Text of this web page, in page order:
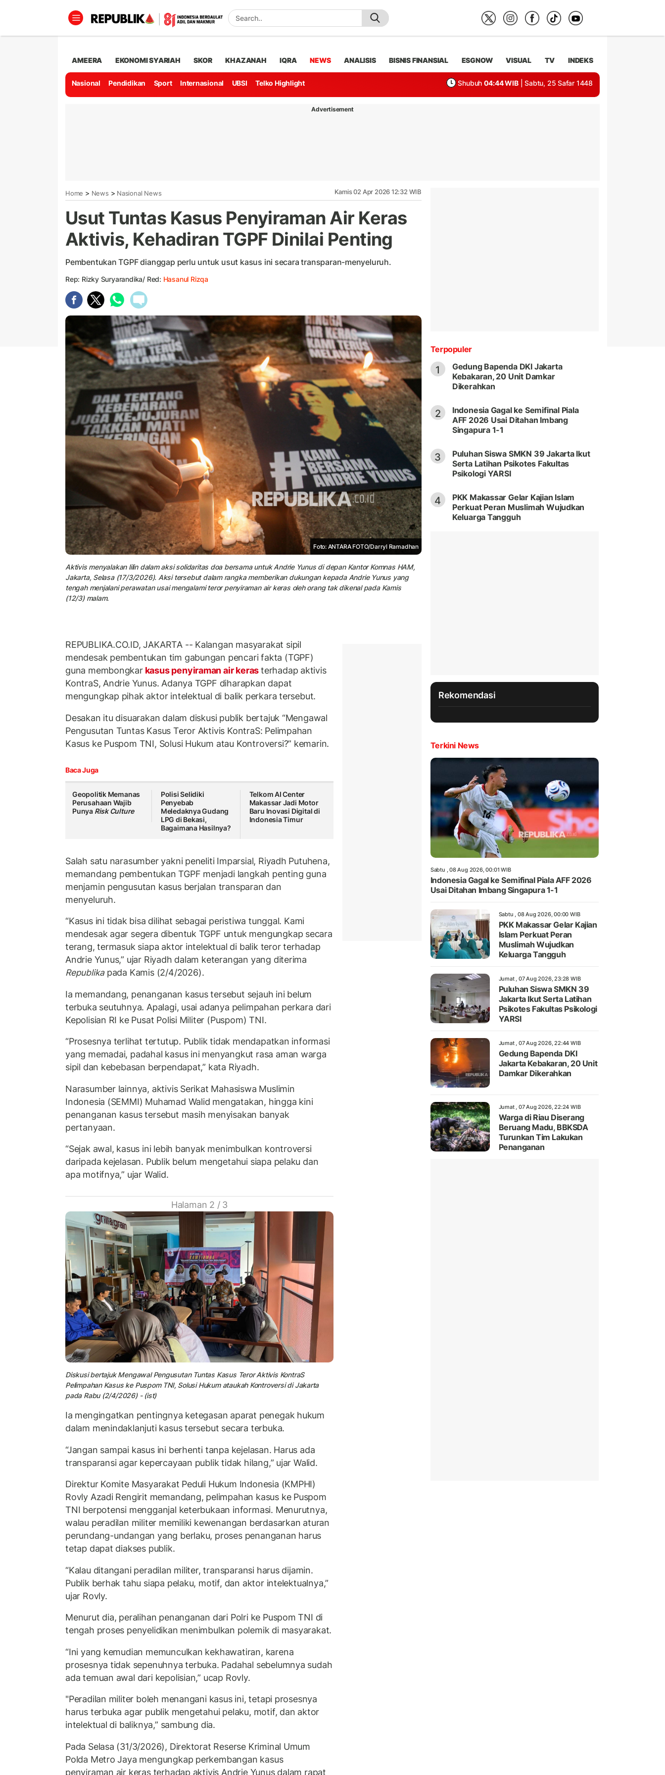
AMEERA EKONOMI SYARIAH SKOR KHAZANAH IQRA NEWS ANALISIS BISNIS FINANSIAL ESGNOW VISUAL TV INDEKS
Nasional Pendidikan Sport Internasional UBSI Telko Highlight Shubuh 04:44 WIB | Sabtu, 25 Safar 1448
Advertisement
Home > News > Nasional News Kamis 02 Apr 2026 12:32 WIB
Usut Tuntas Kasus Penyiraman Air Keras
Aktivis, Kehadiran TGPF Dinilai Penting
Pembentukan TGPF dianggap perlu untuk usut kasus ini secara transparan-menyeluruh.
Rep: Rizky Suryarandika/ Red: Hasanul Rizqa
Foto: ANTARA FOTO/Darryl Ramadhan
Aktivis menyalakan lilin dalam aksi solidaritas doa bersama untuk Andrie Yunus di depan Kantor Komnas HAM,
Jakarta, Selasa (17/3/2026). Aksi tersebut dalam rangka memberikan dukungan kepada Andrie Yunus yang
tengah menjalani perawatan usai mengalami teror penyiraman air keras oleh orang tak dikenal pada Kamis
(12/3) malam.
REPUBLIKA.CO.ID, JAKARTA -- Kalangan masyarakat sipil
mendesak pembentukan tim gabungan pencari fakta (TGPF)
guna membongkarkasus penyiraman air kerasterhadap aktivis
KontraS, Andrie Yunus. Adanya TGPF diharapkan dapat
mengungkap pihak aktor intelektual di balik perkara tersebut.
Desakan itu disuarakan dalam diskusi publik bertajuk “Mengawal
Pengusutan Tuntas Kasus Teror Aktivis KontraS: Pelimpahan
Kasus ke Puspom TNI, Solusi Hukum atau Kontroversi?” kemarin.
Baca Juga
Geopolitik Memanas
Perusahaan Wajib
Punya Risk Culture
Polisi Selidiki
Penyebab
Meledaknya Gudang
LPG di Bekasi,
Bagaimana Hasilnya?
Telkom AI Center
Makassar Jadi Motor
Baru Inovasi Digital di
Indonesia Timur
Salah satu narasumber yakni peneliti Imparsial, Riyadh Putuhena,
memandang pembentukan TGPF menjadi langkah penting guna
menjamin pengusutan kasus berjalan transparan dan
menyeluruh.
“Kasus ini tidak bisa dilihat sebagai peristiwa tunggal. Kami
mendesak agar segera dibentuk TGPF untuk mengungkap secara
terang, termasuk siapa aktor intelektual di balik teror terhadap
Andrie Yunus,” ujar Riyadh dalam keterangan yang diterima
Republikapada Kamis (2/4/2026).
Ia memandang, penanganan kasus tersebut sejauh ini belum
terbuka seutuhnya. Apalagi, usai adanya pelimpahan perkara dari
Kepolisian RI ke Pusat Polisi Militer (Puspom) TNI.
“Prosesnya terlihat tertutup. Publik tidak mendapatkan informasi
yang memadai, padahal kasus ini menyangkut rasa aman warga
sipil dan kebebasan berpendapat,” kata Riyadh.
Narasumber lainnya, aktivis Serikat Mahasiswa Muslimin
Indonesia (SEMMI) Muhamad Walid mengatakan, hingga kini
penanganan kasus tersebut masih menyisakan banyak
pertanyaan.
“Sejak awal, kasus ini lebih banyak menimbulkan kontroversi
daripada kejelasan. Publik belum mengetahui siapa pelaku dan
apa motifnya,” ujar Walid.
Halaman 2 / 3
Diskusi bertajuk Mengawal Pengusutan Tuntas Kasus Teror Aktivis KontraS
Pelimpahan Kasus ke Puspom TNI, Solusi Hukum ataukah Kontroversi di Jakarta
pada Rabu (2/4/2026) - (ist)
Ia mengingatkan pentingnya ketegasan aparat penegak hukum
dalam menindaklanjuti kasus tersebut secara terbuka.
“Jangan sampai kasus ini berhenti tanpa kejelasan. Harus ada
transparansi agar kepercayaan publik tidak hilang,” ujar Walid.
Direktur Komite Masyarakat Peduli Hukum Indonesia (KMPHI)
Rovly Azadi Rengirit memandang, pelimpahan kasus ke Puspom
TNI berpotensi mengganjal keterbukaan informasi. Menurutnya,
walau peradilan militer memiliki kewenangan berdasarkan aturan
perundang-undangan yang berlaku, proses penanganan harus
tetap dapat diakses publik.
“Kalau ditangani peradilan militer, transparansi harus dijamin.
Publik berhak tahu siapa pelaku, motif, dan aktor intelektualnya,”
ujar Rovly.
Menurut dia, peralihan penanganan dari Polri ke Puspom TNI di
tengah proses penyelidikan menimbulkan polemik di masyarakat.
“Ini yang kemudian memunculkan kekhawatiran, karena
prosesnya tidak sepenuhnya terbuka. Padahal sebelumnya sudah
ada temuan awal dari kepolisian,” ucap Rovly.
"Peradilan militer boleh menangani kasus ini, tetapi prosesnya
harus terbuka agar publik mengetahui pelaku, motif, dan aktor
intelektual di baliknya,” sambung dia.
Pada Selasa (31/3/2026), Direktorat Reserse Kriminal Umum
Polda Metro Jaya mengungkap perkembangan kasus
penyiraman air keras terhadap aktivis Andrie Yunus dalam rapat
Terpopuler
1
Gedung Bapenda DKI Jakarta
Kebakaran, 20 Unit Damkar
Dikerahkan
2
Indonesia Gagal ke Semifinal Piala
AFF 2026 Usai Ditahan Imbang
Singapura 1-1
3
Puluhan Siswa SMKN 39 Jakarta Ikut
Serta Latihan Psikotes Fakultas
Psikologi YARSI
4
PKK Makassar Gelar Kajian Islam
Perkuat Peran Muslimah Wujudkan
Keluarga Tangguh
Rekomendasi
Terkini News
Sabtu , 08 Aug 2026, 00:01 WIB
Indonesia Gagal ke Semifinal Piala AFF 2026
Usai Ditahan Imbang Singapura 1-1
Sabtu , 08 Aug 2026, 00:00 WIB
PKK Makassar Gelar Kajian
Islam Perkuat Peran
Muslimah Wujudkan
Keluarga Tangguh
Jumat , 07 Aug 2026, 23:28 WIB
Puluhan Siswa SMKN 39
Jakarta Ikut Serta Latihan
Psikotes Fakultas Psikologi
YARSI
Jumat , 07 Aug 2026, 22:44 WIB
Gedung Bapenda DKI
Jakarta Kebakaran, 20 Unit
Damkar Dikerahkan
Jumat , 07 Aug 2026, 22:24 WIB
Warga di Riau Diserang
Beruang Madu, BBKSDA
Turunkan Tim Lakukan
Penanganan